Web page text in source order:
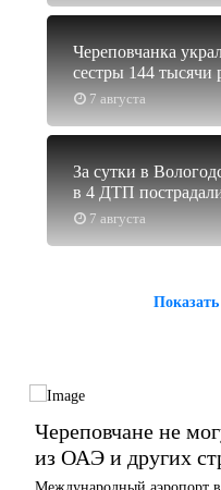
7 августа
Череповчанка
сестры 144 тысячи
7 августа
За сутки в
в 4 ДТП
Показать
Череповчане не
из ОАЭ и других